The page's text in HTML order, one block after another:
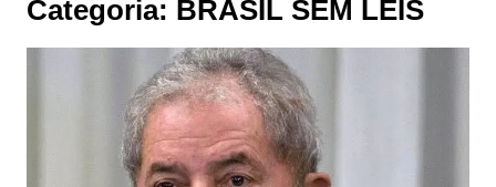
Categoria: BRASIL SEM LEIS